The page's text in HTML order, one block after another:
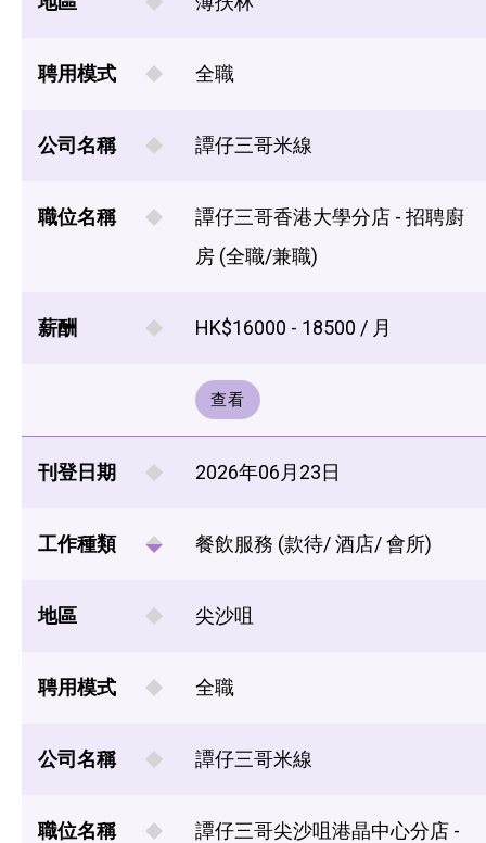
聘用模式 全職
公司名稱 譚仔三哥米線
職位名稱
譚仔三哥香港大學分店 - 招聘廚
房 (全職/兼職)
薪酬 HK$16000 - 18500 / 月
查看
刊登日期 2026年06月23日
工作種類 餐飲服務 (款待/ 酒店/ 會所)
地區 尖沙咀
聘用模式 全職
公司名稱 譚仔三哥米線
職位名稱
譚仔三哥尖沙咀港晶中心分店 -